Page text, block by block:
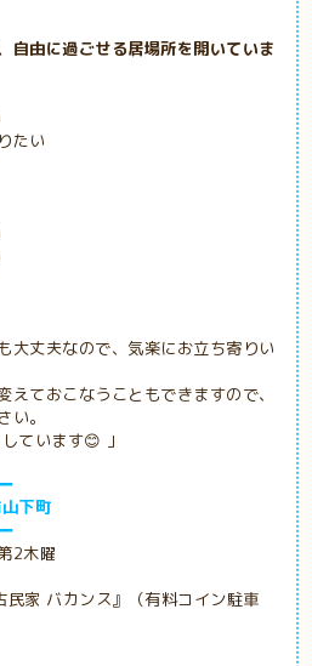
自由に過ごせる居場所を開いていま
たい
大丈夫なので、気楽にお立ち寄りい
ておこなうこともできますので、
い。
ています😊 」
下町
2木曜
民家 バカンス』（有料コイン駐車